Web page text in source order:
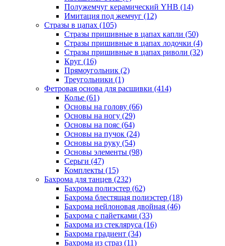
Полужемчуг керамический YHB (14)
Имитация под жемчуг (12)
Стразы в цапах (105)
Стразы пришивные в цапах капли (50)
Стразы пришивные в цапах лодочки (4)
Стразы пришивные в цапах риволи (32)
Круг (16)
Прямоугольник (2)
Треугольники (1)
Фетровая основа для расшивки (414)
Колье (61)
Основы на голову (66)
Основы на ногу (29)
Основы на пояс (64)
Основы на пучок (24)
Основы на руку (54)
Основы элементы (98)
Серьги (47)
Комплекты (15)
Бахрома для танцев (232)
Бахрома полиэстер (62)
Бахрома блестящая полиэстер (18)
Бахрома нейлоновая двойная (46)
Бахрома с пайетками (33)
Бахрома из стекляруса (16)
Бахрома градиент (34)
Бахрома из страз (11)